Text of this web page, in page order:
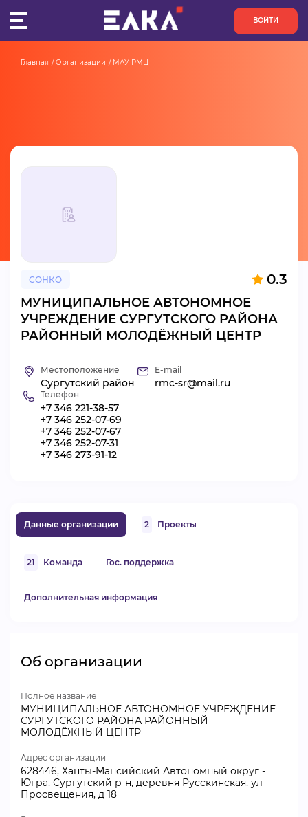
ВОЙТИ
ОРГАНИЗАЦИИ
ПРОЕКТЫ
ВИДЕОКУРСЫ
ВОЙТИ
Главная Организации МАУ РМЦ
СОНКО 0.3
МУНИЦИПАЛЬНОЕ АВТОНОМНОЕ
УЧРЕЖДЕНИЕ СУРГУТСКОГО РАЙОНА
РАЙОННЫЙ МОЛОДЁЖНЫЙ ЦЕНТР
Местоположение
Сургутский район
E-mail
rmc-sr@mail.ru
Телефон
+7 346 221-38-57
+7 346 252-07-69
+7 346 252-07-67
+7 346 252-07-31
+7 346 273-91-12
Данные организации 2 Проекты
21 Команда Гос. поддержка
Дополнительная информация
Об организации
Полное название
МУНИЦИПАЛЬНОЕ АВТОНОМНОЕ УЧРЕЖДЕНИЕ
СУРГУТСКОГО РАЙОНА РАЙОННЫЙ
МОЛОДЁЖНЫЙ ЦЕНТР
Адрес организации
628446, Ханты-Мансийский Автономный округ -
Югра, Сургутский р-н, деревня Русскинская, ул
Просвещения, д 18